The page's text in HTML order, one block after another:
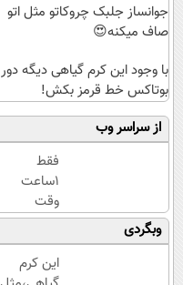
جوانساز جلبک چروکاتو مثل اتو
صاف میکنه😍
با وجود این کرم گیاهی دیگه دور
بوتاکس خط قرمز بکش!
از سراسر وب
فقط
1ساعت
وقت
داری
کرم
جوانساز
وبگردی
این کرم